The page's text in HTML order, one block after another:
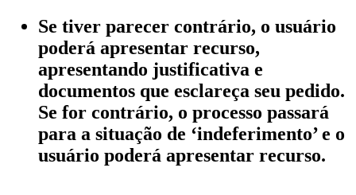
Se tiver parecer contrário, o usuário
poderá apresentar recurso,
apresentando justificativa e
documentos que esclareça seu pedido.
Se for contrário, o processo passará
para a situação de ‘indeferimento’ e o
usuário poderá apresentar recurso.